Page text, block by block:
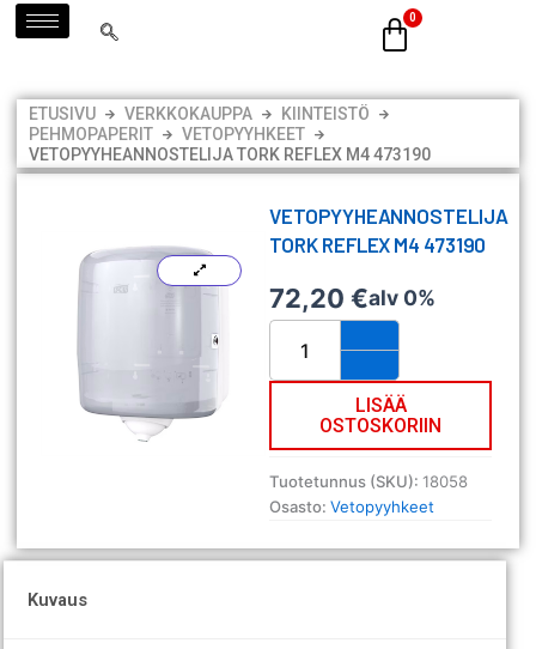
Siirry
sisältöön
ETUSIVU VERKKOKAUPPA
KIINTEISTÖ
PEHMOPAPERIT
VETOPYYHKEET
VETOPYYHEANNOSTELIJA TORK REFLEX M4 473190
VETOPYYHEANNOSTELIJA
TORK REFLEX M4 473190
72,20€alv 0%
Vetopyyheannostelija
Tork
Reflex
473190
määrä
LISÄÄ
OSTOSKORIIN
Tuotetunnus (SKU):18058
Osasto:Vetopyyhkeet
Kuvaus